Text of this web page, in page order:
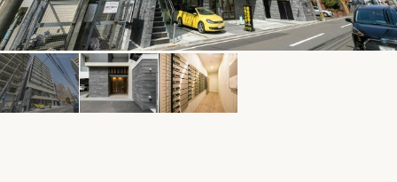
人気エリアから探す
アクセスランキング